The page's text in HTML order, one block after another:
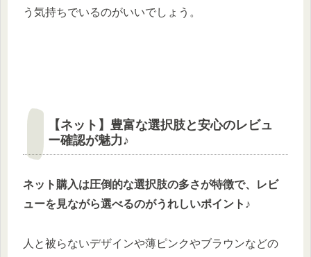
う気持ちでいるのがいいでしょう。
【ネット】豊富な選択肢と安心のレビュ
ー確認が魅力♪
ネット購入は圧倒的な選択肢の多さが特徴で、レビ
ューを見ながら選べるのがうれしいポイント♪
人と被らないデザインや薄ピンクやブラウンなどの